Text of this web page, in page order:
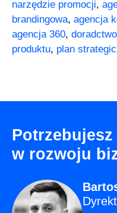
narzędzie promocji,
brandingowa,agencja
agencja 360,
produktu, plan
w rozwoju